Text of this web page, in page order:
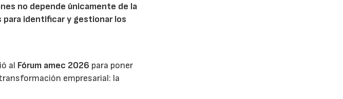
no depende únicamente de la
para identificar y gestionar los
al Fórum amec 2026 para poner
empresarial: la